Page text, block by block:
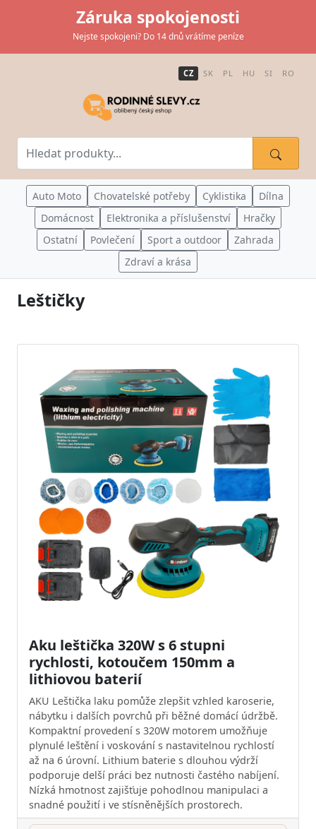
Záruka spokojenosti
Nejste spokojeni? Do 14 dnů vrátíme peníze
CZ SK PL HU SI RO
Auto Moto Chovatelské potřeby Cyklistika
Dílna
Domácnost
Elektronika a příslušenství
Hračky
Ostatní
Povlečení Sport a outdoor
Zahrada
Zdraví a krása
Leštičky
Aku leštička 320W s 6 stupni
rychlosti, kotoučem 150mm a
lithiovou baterií
AKU Leštička laku pomůže zlepšit vzhled karoserie,
nábytku i dalších povrchů při běžné domácí údržbě.
Kompaktní provedení s 320W motorem umožňuje
plynulé leštění i voskování s nastavitelnou rychlostí
až na 6 úrovní. Lithium baterie s dlouhou výdrží
podporuje delší práci bez nutnosti častého nabíjení.
Nízká hmotnost zajišťuje pohodlnou manipulaci a
snadné použití i ve stísněnějších prostorech.